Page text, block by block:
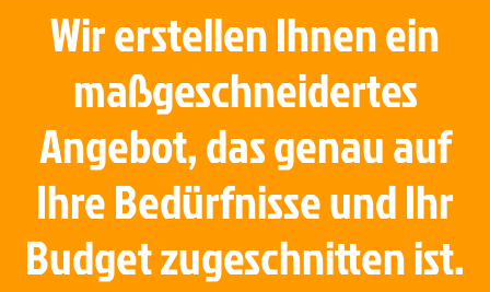
Wir erstellen Ihnen ein
maßgeschneidertes
Angebot, das genau auf
Ihre Bedürfnisse und Ihr
Budget zugeschnitten ist.